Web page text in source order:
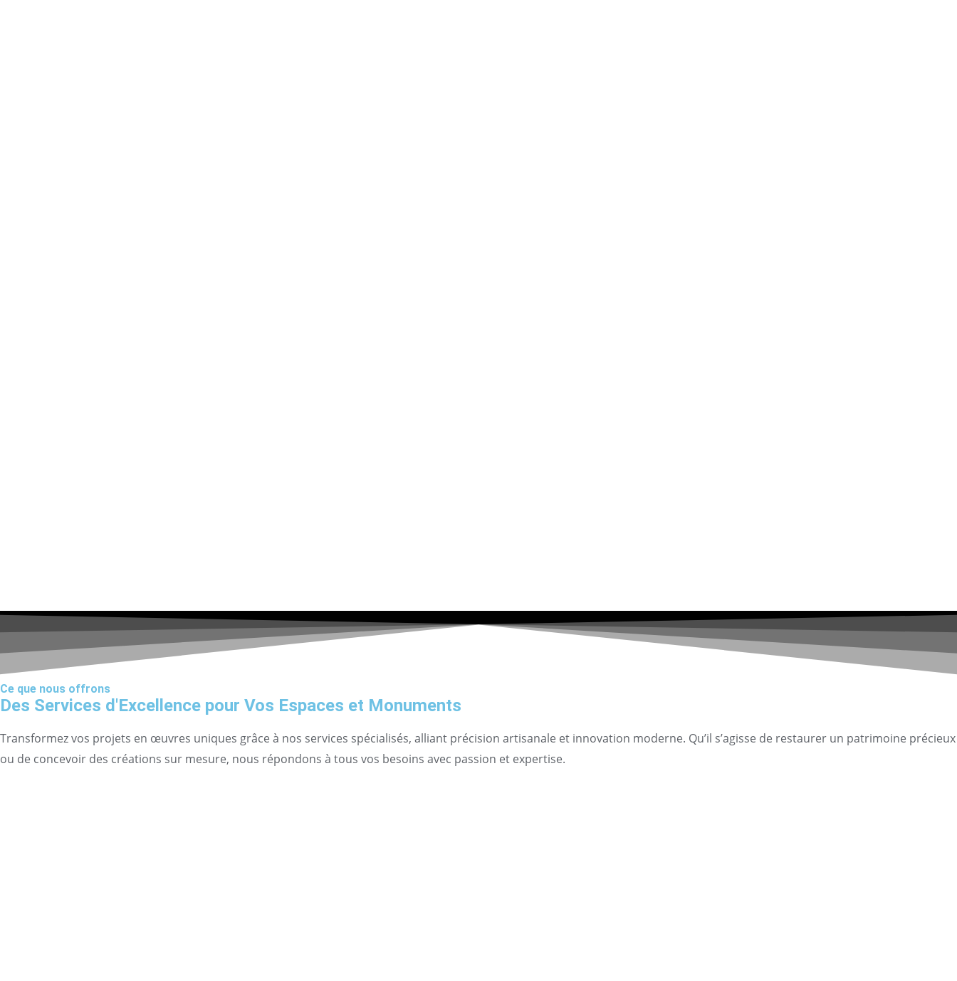
Ce que nous offrons
Des Services d'Excellence pour Vos Espaces et Monuments
Transformez vos projets en œuvres uniques grâce à nos services spécialisés, alliant précision artisanale et innovation moderne. Qu’il s’agisse de restaurer un patrimoine précieux
ou de concevoir des créations sur mesure, nous répondons à tous vos besoins avec passion et expertise.